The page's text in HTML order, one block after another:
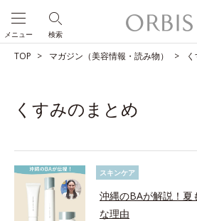
検索
メニュー
TOP マガジン（美容情報・読み物）
くすみのまとめ
スキンケア
沖縄のBAが解説！夏
な理由